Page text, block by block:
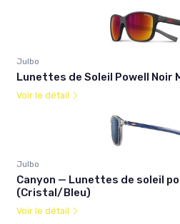
Julbo
Lunettes de Soleil Powell Noir
Voir le détail
Julbo
Canyon — Lunettes de soleil
(Cristal/Bleu)
Voir le détail